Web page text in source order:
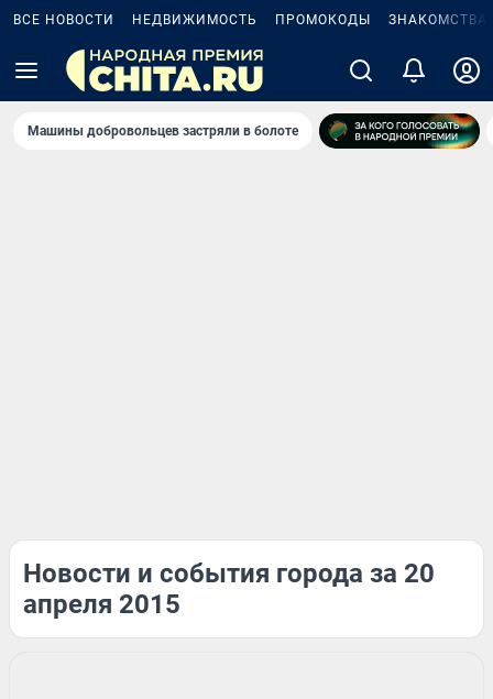
ВСЕ НОВОСТИ НЕДВИЖИМОСТЬ ПРОМОКОДЫ ЗНАКОМСТВА
Машины добровольцев застряли в болоте
Новости и события города за 20
апреля 2015